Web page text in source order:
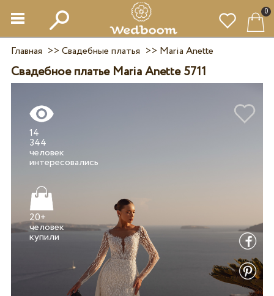
0
Главная >> Свадебные платья >> Maria Anette
Свадебное платье Maria Anette 5711
14
344
человек
20+
человек